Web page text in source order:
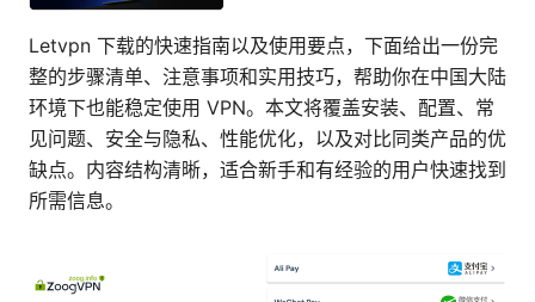
Letvpn 下载的快速指南以及使用要点，下面给出一份完
整的步骤清单、注意事项和实用技巧，帮助你在中国大陆
环境下也能稳定使用 VPN。本文将覆盖安装、配置、常
见问题、安全与隐私、性能优化，以及对比同类产品的优
缺点。内容结构清晰，适合新手和有经验的用户快速找到
所需信息。